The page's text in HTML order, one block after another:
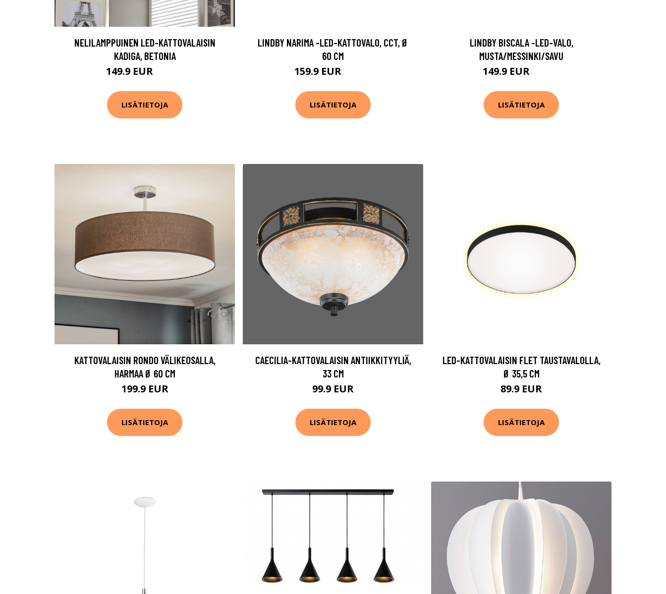
NELILAMPPUINEN LED-KATTOVALAISIN
KADIGA, BETONIA
149.9 EUR
LISÄTIETOJA
LINDBY NARIMA -LED-KATTOVALO, CCT, Ø
60 CM
159.9 EUR
LISÄTIETOJA
LINDBY BISCALA -LED-VALO,
MUSTA/MESSINKI/SAVU
149.9 EUR
LISÄTIETOJA
KATTOVALAISIN RONDO VÄLIKEOSALLA,
HARMAA Ø 60 CM
199.9 EUR
LISÄTIETOJA
CAECILIA-KATTOVALAISIN ANTIIKKITYYLIÄ,
33 CM
99.9 EUR
LISÄTIETOJA
LED-KATTOVALAISIN FLET TAUSTAVALOLLA,
Ø 35,5 CM
89.9 EUR
LISÄTIETOJA